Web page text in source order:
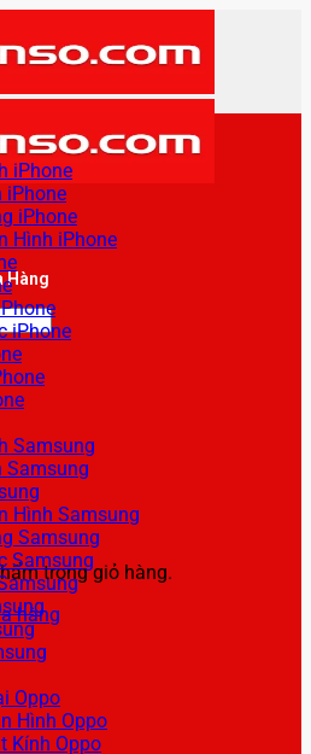
Hàng
trong giỏ hàng.
hàng
iPhone
iPhone
iPhone
Hình iPhone
iPhone
Samsung
Samsung
Hình Samsung
Samsung
Samsung
Oppo
Hình Oppo
Kính Oppo